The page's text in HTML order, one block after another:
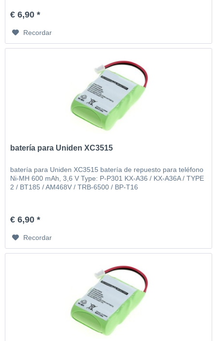
€ 6,90 *
Recordar
batería para Uniden XC3515
batería para Uniden XC3515 batería de repuesto para teléfono
Ni-MH 600 mAh, 3,6 V Type: P-P301 KX-A36 / KX-A36A / TYPE
2 / BT185 / AM468V / TRB-6500 / BP-T16
€ 6,90 *
Recordar